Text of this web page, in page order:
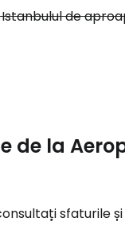
Istanbulul de
de la
sfaturile